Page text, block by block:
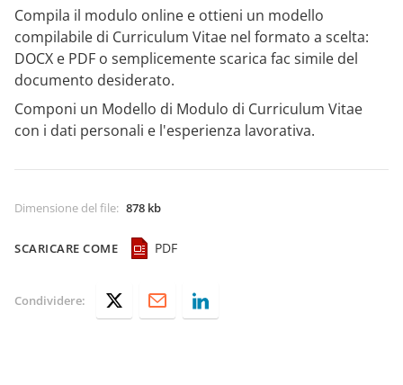
Compila il modulo online e ottieni un modello
compilabile di Curriculum Vitae nel formato a scelta:
DOCX e PDF o semplicemente scarica fac simile del
documento desiderato.
Componi un Modello di Modulo di Curriculum Vitae
con i dati personali e l'esperienza lavorativa.
Dimensione del file: 878 kb
SCARICARE COME PDF
Condividere: